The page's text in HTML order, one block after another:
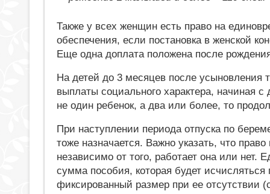
Также у всех женщин есть право на
обеспечения, если постановка в женской
Еще одна доплата положена после
На детей до 3 месяцев после усыновления
выплаты социального характера, начиная
не один ребенок, а два или более, то
При наступлении периода отпуска по
тоже назначается. Важно указать, что
независимо от того, работает она или нет.
сумма пособия, которая будет
фиксированный размер при ее отсутствии